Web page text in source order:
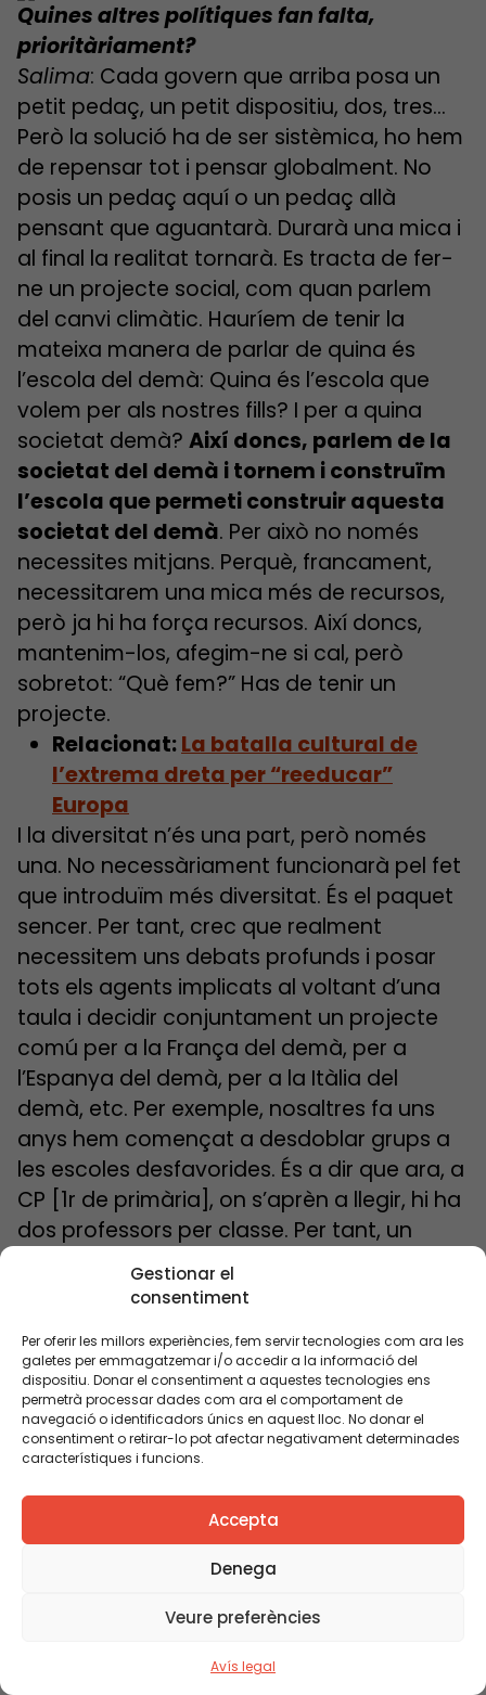
Gestionar el
consentiment
Per oferir les millors experiències, fem servir tecnologies com ara les
galetes per emmagatzemar i/o accedir a la informació del
dispositiu. Donar el consentiment a aquestes tecnologies ens
permetrà processar dades com ara el comportament de
navegació o identificadors únics en aquest lloc. No donar el
consentiment o retirar-lo pot afectar negativament determinades
característiques i funcions.
Accepta
Denega
Veure preferències
Avís legal
Quines altres polítiques fan falta,
prioritàriament?
Salima: Cada govern que arriba posa un
petit pedaç, un petit dispositiu, dos, tres…
Però la solució ha de ser sistèmica, ho hem
de repensar tot i pensar globalment. No
posis un pedaç aquí o un pedaç allà
pensant que aguantarà. Durarà una mica i
al final la realitat tornarà. Es tracta de fer-
ne un projecte social, com quan parlem
del canvi climàtic. Hauríem de tenir la
mateixa manera de parlar de quina és
l’escola del demà: Quina és l’escola que
volem per als nostres fills? I per a quina
societat demà? Així doncs, parlem de la
societat del demà i tornem i construïm
l’escola que permeti construir aquesta
societat del demà. Per això no només
necessites mitjans. Perquè, francament,
necessitarem una mica més de recursos,
però ja hi ha força recursos. Així doncs,
mantenim-los, afegim-ne si cal, però
sobretot: “Què fem?” Has de tenir un
projecte.
Relacionat:La batalla cultural de
l’extrema dreta per “reeducar”
Europa
I la diversitat n’és una part, però només
una. No necessàriament funcionarà pel fet
que introduïm més diversitat. És el paquet
sencer. Per tant, crec que realment
necessitem uns debats profunds i posar
tots els agents implicats al voltant d’una
taula i decidir conjuntament un projecte
comú per a la França del demà, per a
l’Espanya del demà, per a la Itàlia del
demà, etc. Per exemple, nosaltres fa uns
anys hem començat a desdoblar grups a
les escoles desfavorides. És a dir que ara, a
CP [1r de primària], on s’aprèn a llegir, hi ha
dos professors per classe. Per tant, un
professor per cada 12 alumnes. Això està
molt bé, no ho criticaré. Ho hem fet també
funcionant, però només una mica, i el
problema és que és estigmatitzant. Tot
això és el que cal revisar.
Sylvaine: Jo no crec que sigui
necessàriament estigmatitzant, crec que
ha estat una bona mesura. El problema és
que a París, a CE2 [3r de primària], els nens
es troben de cop amb una classe de 25,
tancant grups en aquests nivells. O sigui
que el que van poder guanyar durant